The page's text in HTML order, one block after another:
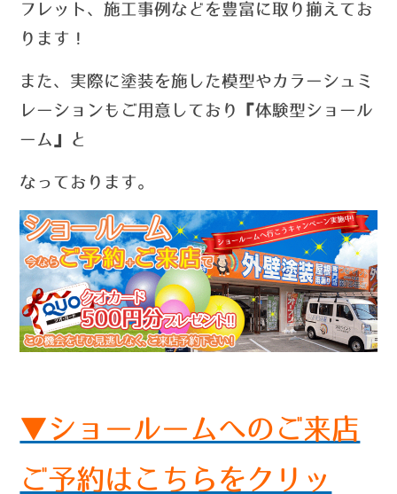
フレット、施工事例などを豊富に取り揃えてお
ります！
また、実際に塗装を施した模型やカラーシュミ
レーションもご用意しており『体験型ショール
ーム』と
なっております。
▼ショールームへのご来店
ご予約はこちらをクリッ